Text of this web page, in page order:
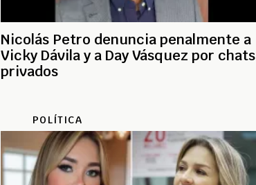
Nicolás Petro denuncia penalmente a
Vicky Dávila y a Day Vásquez por chats
privados
POLÍTICA